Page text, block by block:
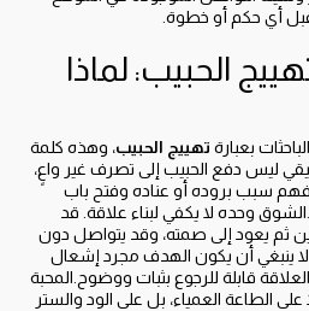
قبل أي حكم أو خطوة.
الحبيب: لماذا
بعبارة تهييج الحبيب، وهذه كلمة
ليس دفع الحبيب إلى تصرف غير واعٍ،
سبب بروده أو عناده وفتح باب
وحده لا يكفي لبناء علاقة. قد
ثم يعود إلى صمته، وقد يتواصل دون
ينبغي أن يكون الهدف مجرد إشعال
قابلة للرجوع بثبات ووضوح.المحبة
الطاعة العمياء، بل على الود والستر